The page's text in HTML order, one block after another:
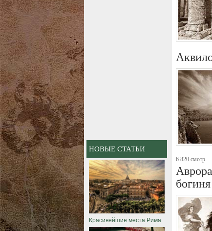
НОВЫЕ СТАТЬИ
Красивейшие места Рима
6 820 смотр.